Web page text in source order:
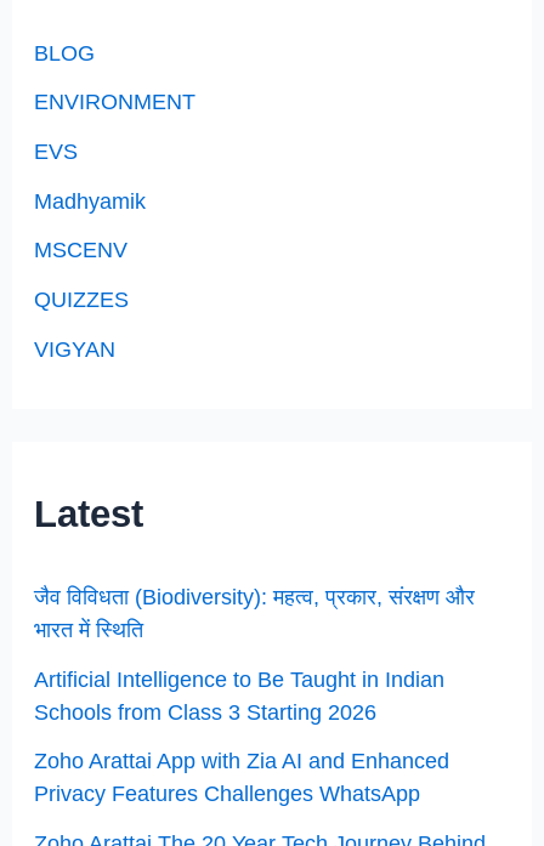
BLOG
ENVIRONMENT
EVS
Madhyamik
MSCENV
QUIZZES
VIGYAN
Latest
जैव विविधता (Biodiversity): महत्व, प्रकार, संरक्षण और
भारत में स्थिति
Artificial Intelligence to Be Taught in Indian
Schools from Class 3 Starting 2026
Zoho Arattai App with Zia AI and Enhanced
Privacy Features Challenges WhatsApp